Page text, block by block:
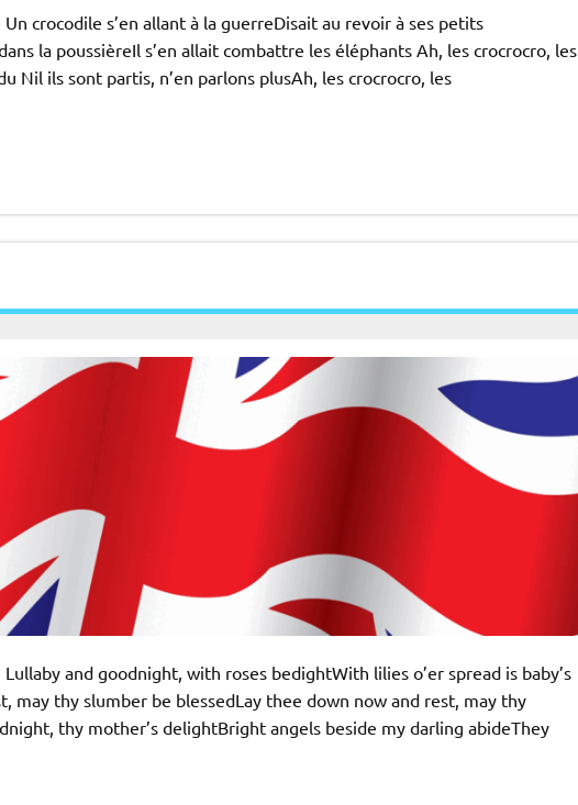
crocodile s’en allant à la guerreDisait au revoir à ses petits
la poussièreIl s’en allait combattre les éléphants Ah, les crocrocro, les
Nil ils sont partis, n’en parlons plusAh, les crocrocro, les
and goodnight, with roses bedightWith lilies o’er spread is baby’s
may thy slumber be blessedLay thee down now and rest, may thy
thy mother’s delightBright angels beside my darling abideThey